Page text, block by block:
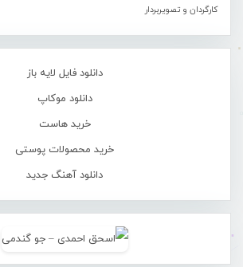
کارگردان و تصویربردار
دانلود فایل لایه باز
دانلود موکاپ
خرید هاست
خرید محصولات پوستی
دانلود آهنگ جدید